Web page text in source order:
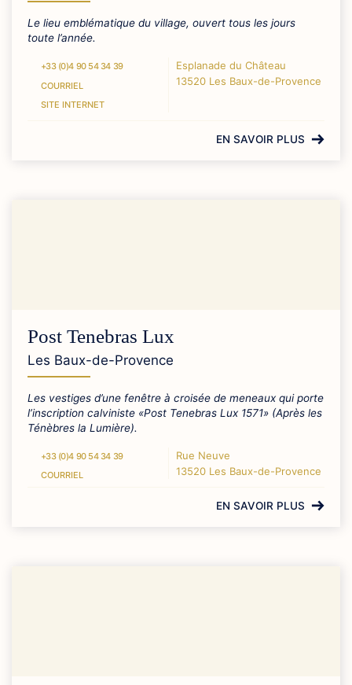
Le lieu emblématique du village, ouvert tous les jours
toute l’année.
+33 (0)4 90 54 34 39
COURRIEL
SITE INTERNET
Esplanade du Château
13520 Les Baux-de-Provence
EN SAVOIR PLUS
Post Tenebras Lux
Les Baux-de-Provence
Les vestiges d’une fenêtre à croisée de meneaux qui porte
l’inscription calviniste «Post Tenebras Lux 1571» (Après les
Ténèbres la Lumière).
+33 (0)4 90 54 34 39
COURRIEL
Rue Neuve
13520 Les Baux-de-Provence
EN SAVOIR PLUS